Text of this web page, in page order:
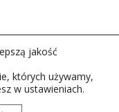
w likwidacj.
jakość
których używamy,
w ustawieniach.